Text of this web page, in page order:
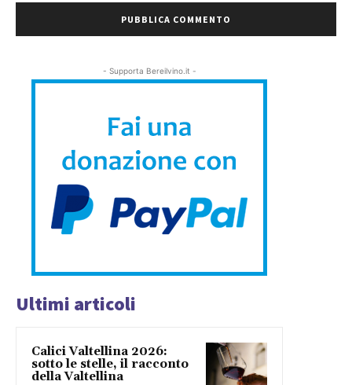
- Supporta Bereilvino.it -
Ultimi articoli
Calici Valtellina 2026:
sotto le stelle, il racconto
della Valtellina